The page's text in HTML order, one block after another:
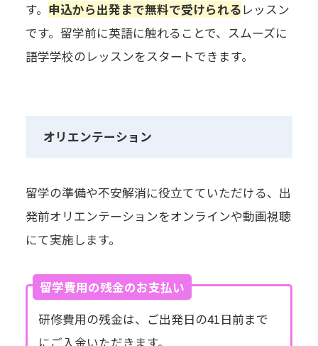
す。 申込から出発まで無料で受けられるレッスン
です。留学前に英語に触れることで、スムーズに
語学学校のレッスンをスタートできます。
オリエンテーション
留学の準備や不安解消に役立てていただける、出
発前オリエンテーションをオンラインや動画視聴
にて実施します。
留学費用の残金のお支払い
研修費用の残金は、ご出発日の41日前まで
にご入金いただきます。